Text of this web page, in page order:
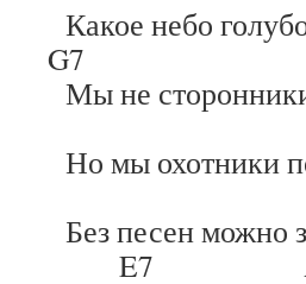
Какое небо
Мы не
Но мы охотники
Без песен можно
E7